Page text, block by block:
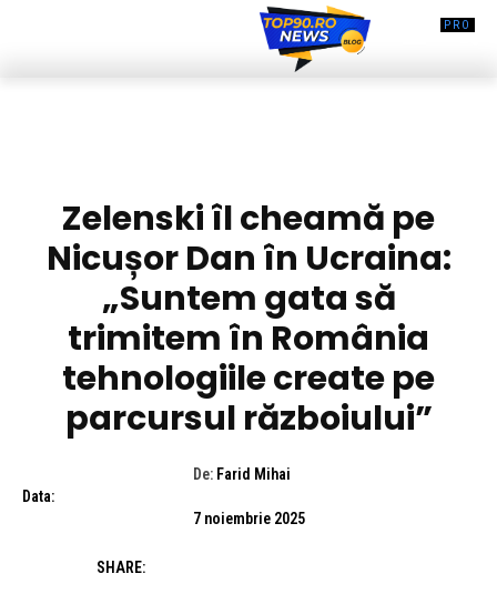
Zelenski îl cheamă pe
Nicușor Dan în Ucraina:
„Suntem gata să
trimitem în România
tehnologiile create pe
parcursul războiului”
De: Farid Mihai
Data:
7 noiembrie 2025
SHARE: